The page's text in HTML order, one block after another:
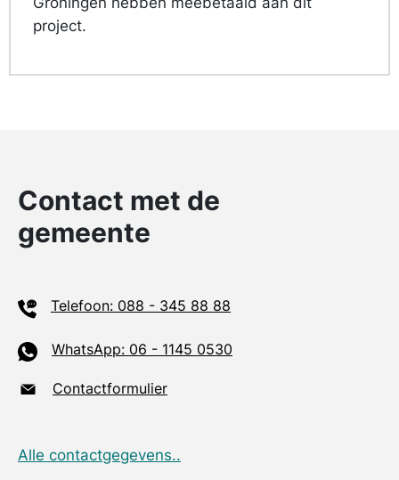
project.
Contact met de
gemeente
Telefoon: 088 - 345 88 88
WhatsApp: 06 - 1145 0530
Contactformulier
Alle contactgegevens..